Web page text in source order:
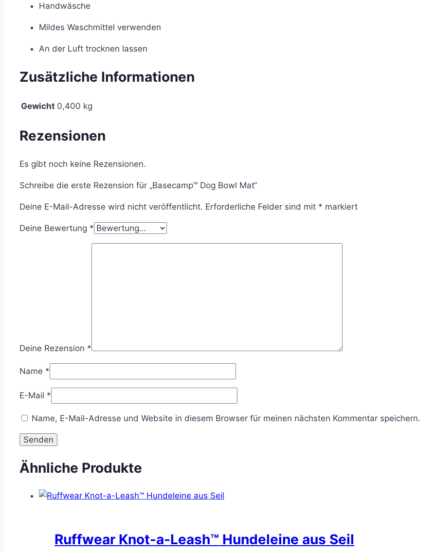
Handwäsche
Mildes Waschmittel verwenden
An der Luft trocknen lassen
Zusätzliche Informationen
Gewicht 0,400 kg
Rezensionen
Es gibt noch keine Rezensionen.
Schreibe die erste Rezension für „Basecamp™ Dog Bowl Mat“
Deine E-Mail-Adresse wird nicht veröffentlicht. Erforderliche Felder sind mit * markiert
Deine Bewertung *
Deine Rezension *
Name *
E-Mail *
Name, E-Mail-Adresse und Website in diesem Browser für meinen nächsten Kommentar speichern.
Ähnliche Produkte
Ruffwear Knot-a-Leash™ Hundeleine aus Seil